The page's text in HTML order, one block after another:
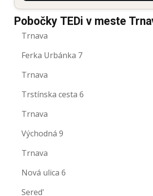
Pobočky TEDi v meste
Trnava
Ferka Urbánka 7
Trnava
Trstínska cesta 6
Trnava
Východná 9
Trnava
Nová ulica 6
Sered'